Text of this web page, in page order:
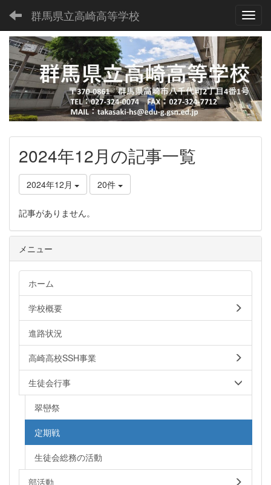
群馬県立高崎高等学校
2024年12月の記事一覧
2024年12月 20件
記事がありません。
メニュー
ホーム
学校概要
進路状況
高崎高校SSH事業
生徒会行事
翠巒祭
定期戦
生徒会総務の活動
部活動